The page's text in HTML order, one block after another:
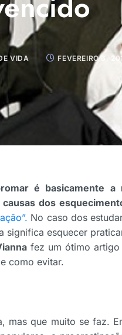
VIDA FEVEREIRO 6,
é basicamente a
dos
No caso dos
esquecer
fez um ótimo artigo
como evitar.
que muito se faz.